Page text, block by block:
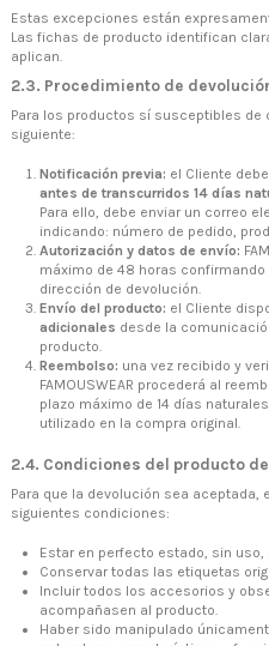
Estas excepciones están
Las fichas de producto identifican
aplican.
2.3. Procedimiento de
Para los productos sí susceptibles
siguiente:
Notificación previa: el Cliente
antes de transcurridos 14 días
Para ello, debe enviar un correo
indicando: número de pedido,
Autorización y datos de envío:
máximo de 48 horas
dirección de devolución.
Envío del producto: el Cliente
adicionales desde la
producto.
Reembolso: una vez recibido y
FAMOUSWEAR procederá al
plazo máximo de 14 días
utilizado en la compra original.
2.4. Condiciones del producto
Para que la devolución sea aceptada,
siguientes condiciones:
Estar en perfecto estado, sin
Conservar todas las etiquetas
Incluir todos los accesorios y
acompañasen al producto.
Haber sido manipulado